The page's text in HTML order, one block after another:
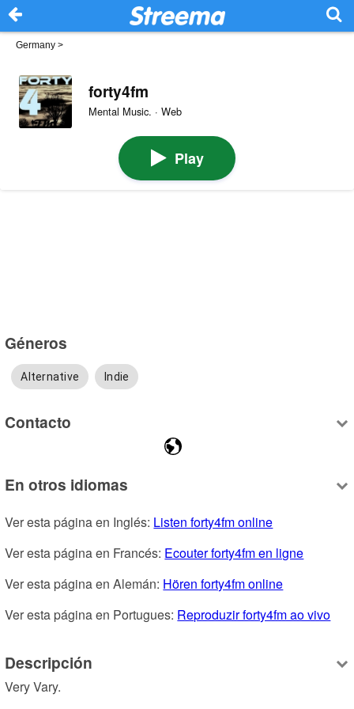
Germany >
forty4fm
Mental Music. · Web
Play
Géneros
Alternative Indie
Contacto
En otros idiomas
Ver esta página en Inglés: Listen forty4fm online
Ver esta página en Francés: Ecouter forty4fm en ligne
Ver esta página en Alemán: Hören forty4fm online
Ver esta página en Portugues: Reproduzir forty4fm ao vivo
Descripción
Very Vary.